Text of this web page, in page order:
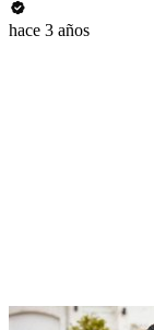
hace 3 años